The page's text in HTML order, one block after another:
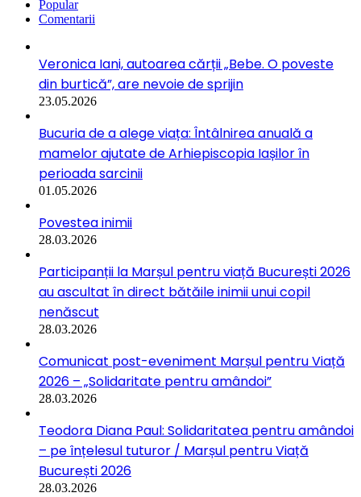
Popular
Comentarii
Veronica Iani, autoarea cărții „Bebe. O poveste
din burtică”, are nevoie de sprijin
23.05.2026
Bucuria de a alege viața: Întâlnirea anuală a
mamelor ajutate de Arhiepiscopia Iașilor în
perioada sarcinii
01.05.2026
Povestea inimii
28.03.2026
Participanții la Marșul pentru viață București 2026
au ascultat în direct bătăile inimii unui copil
nenăscut
28.03.2026
Comunicat post-eveniment Marșul pentru Viață
2026 – „Solidaritate pentru amândoi”
28.03.2026
Teodora Diana Paul: Solidaritatea pentru amândoi
– pe înțelesul tuturor / Marșul pentru Viață
București 2026
28.03.2026